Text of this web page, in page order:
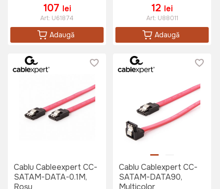
0,10m, Alb107 lei
Art: U61874
Adaugă
SATAM-DATA90-0.3M
12 lei
Art: U88011
Adaugă
Cablu Cableexpert CC-
SATAM-DATA-0.1M,
Roșu
Cablu Cablexpert CC-
SATAM-DATA90,
Multicolor